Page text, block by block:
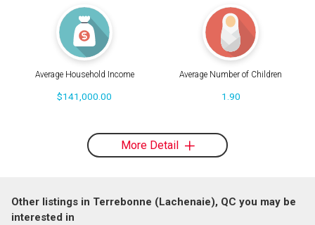
Average Household Income
$141,000.00
Average Number of Children
1.90
More Detail
Other listings in Terrebonne (Lachenaie), QC you may be
interested in